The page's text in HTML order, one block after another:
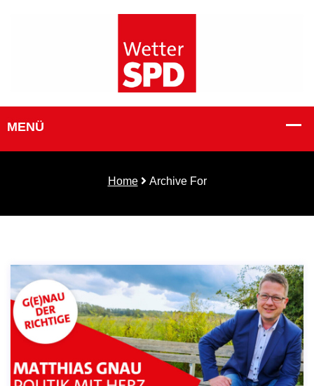
Home Archive For